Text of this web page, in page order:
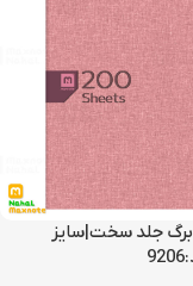
دفتر 200 برگ جلد سخت|سایز